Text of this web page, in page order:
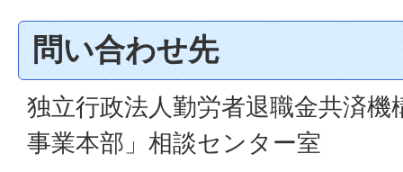
問い合わせ先
独立行政法人勤労者退職金共済
事業本部」相談センター室